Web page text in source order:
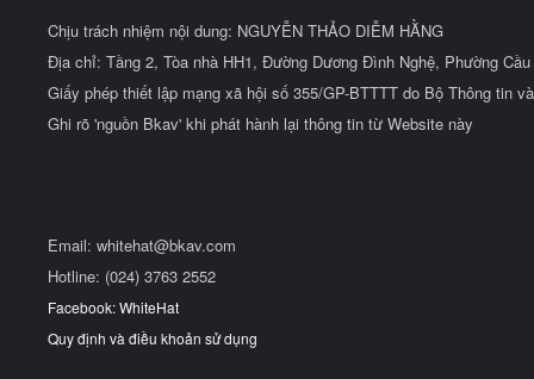
Chịu trách nhiệm nội dung: NGUYỄN THẢO DIỄM HẰNG
Địa chỉ: Tầng 2, Tòa nhà HH1, Đường Dương Đình Nghệ, Phường
Giấy phép thiết lập mạng xã hội số 355/GP-BTTTT do Bộ Thông tin
Ghi rõ 'nguồn Bkav' khi phát hành lại thông tin từ Website này
Email: whitehat@bkav.com
Hotline: (024) 3763 2552
Facebook: WhiteHat
Quy định và điều khoản sử dụng